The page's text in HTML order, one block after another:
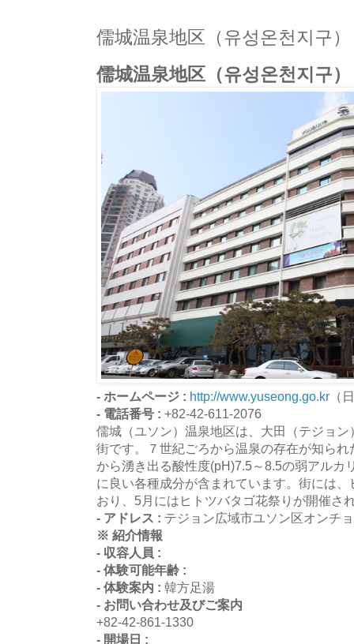
儒城温泉地区（유성온천지구）
儒城温泉地区（유성온천지구）
- ホームページ : http://www.yuseong.go.kr （
- 電話番号 : +82-42-611-2076
儒城（ユソン）温泉地区は、大田（テジョ
街です。７世紀ごろから温泉の存在が知ら
から湧き出る酸性度(pH)7.5～8.5の弱アル
に良い各種成分が含まれています。街には
おり、5月にはヒトツバタゴ花祭りが開催さ
- アドレス : テジョン広域市ユソン区オンチ
※ 紹介情報
- 収容人員 :
- 体験可能年齢 :
- 体験案内 : 韓方足湯
- お問い合わせ及びご案内
+82-42-861-1330
- 開場日 :